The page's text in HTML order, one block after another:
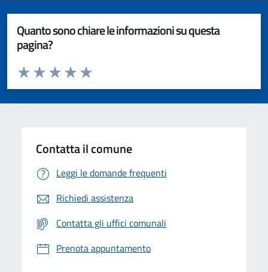
Quanto sono chiare le informazioni su questa
pagina?
Valuta da 1 a 5 stelle la pagina
Valuta 5 stelle su 5
Valuta 4 stelle su 5
Valuta 3 stelle su 5
Valuta 2 stelle su 5
Valuta 1 stelle su 5
Contatta il comune
Leggi le domande frequenti
Richiedi assistenza
Contatta gli uffici comunali
Prenota appuntamento